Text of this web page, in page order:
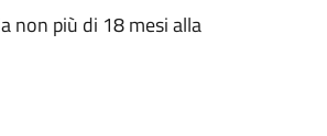
non più di 18 mesi alla